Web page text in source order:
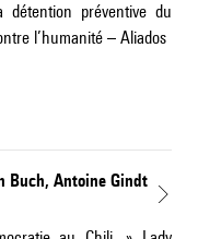
détention préventive du
l’humanité – Aliados
Buch, Antoine Gindt